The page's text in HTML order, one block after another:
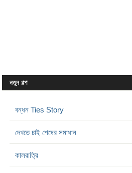
নতুন গল্প
বন্ধন Ties Story
দেখতে চাই শেষের সমাধান
কালরাত্রি